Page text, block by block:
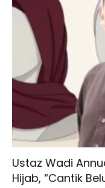
Tukang masak
pahit, masin, dan
Ustaz Wadi
Hijab, “Cantik